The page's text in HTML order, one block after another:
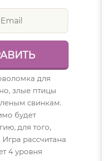
для
злые птицы
свинкам.
будет
для того,
рассчитана
4 уровня